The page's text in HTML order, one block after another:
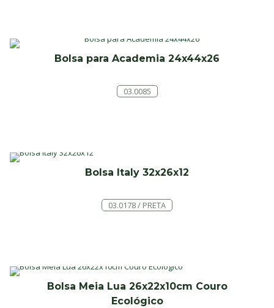
Bolsa para Academia 24x44x26
03.0085
Bolsa Italy 32x26x12
03.0178 / PRETA
Bolsa Meia Lua 26x22x10cm Couro
Ecológico